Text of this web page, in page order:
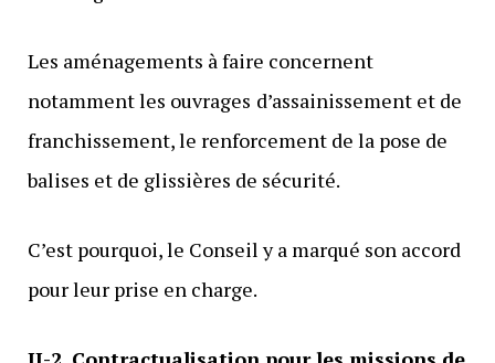
Les aménagements à faire concernent
notamment les ouvrages d’assainissement et de
franchissement, le renforcement de la pose de
balises et de glissières de sécurité.
C’est pourquoi, le Conseil y a marqué son accord
pour leur prise en charge.